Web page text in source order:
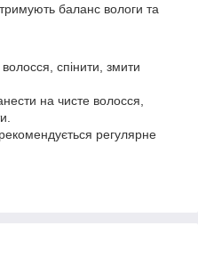
баланс вологи та
спінити, змити
на чисте волосся,
регулярне